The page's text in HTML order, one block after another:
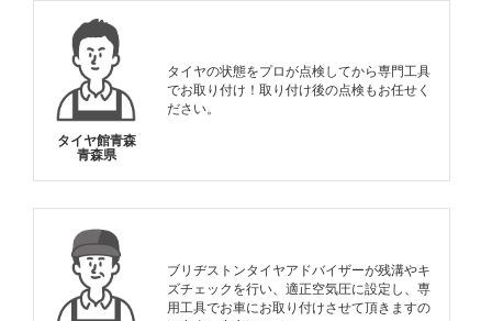
タイヤ館青森
青森県
タイヤの状態をプロが点検してから専門工具
でお取り付け！取り付け後の点検もお任せく
ださい。
ブリヂストンタイヤアドバイザーが残溝やキ
ズチェックを行い、適正空気圧に設定し、専
用工具でお車にお取り付けさせて頂きますの